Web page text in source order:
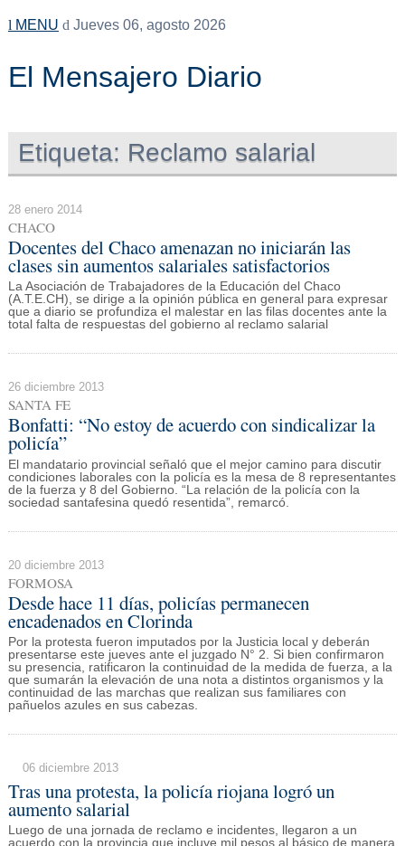
MENU Jueves 06, agosto 2026
El Mensajero Diario
Etiqueta: Reclamo salarial
28 enero 2014
CHACO
Docentes del Chaco amenazan no iniciarán las
clases sin aumentos salariales satisfactorios
La Asociación de Trabajadores de la Educación del Chaco
(A.T.E.CH), se dirige a la opinión pública en general para expresar
que a diario se profundiza el malestar en las filas docentes ante la
total falta de respuestas del gobierno al reclamo salarial
26 diciembre 2013
SANTA FE
Bonfatti: “No estoy de acuerdo con sindicalizar la
policía”
El mandatario provincial señaló que el mejor camino para discutir
condiciones laborales con la policía es la mesa de 8 representantes
de la fuerza y 8 del Gobierno. “La relación de la policía con la
sociedad santafesina quedó resentida”, remarcó.
20 diciembre 2013
FORMOSA
Desde hace 11 días, policías permanecen
encadenados en Clorinda
Por la protesta fueron imputados por la Justicia local y deberán
presentarse este jueves ante el juzgado N° 2. Si bien confirmaron
su presencia, ratificaron la continuidad de la medida de fuerza, a la
que sumarán la elevación de una nota a distintos organismos y la
continuidad de las marchas que realizan sus familiares con
pañuelos azules en sus cabezas.
06 diciembre 2013
Tras una protesta, la policía riojana logró un
aumento salarial
Luego de una jornada de reclamo e incidentes, llegaron a un
acuerdo con la provincia que incluye mil pesos al básico de manera